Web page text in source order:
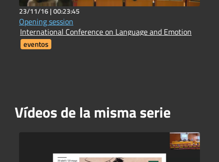
23/11/16 |00:23:45
Opening session
International Conference on Language and Emotion
eventos
Vídeos de la misma serie